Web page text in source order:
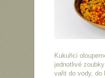
Kukuřici
jednotlivé
vařit do vody, do